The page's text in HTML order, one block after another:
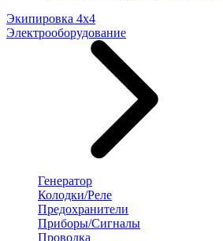
Экипировка 4х4
Электрооборудование
Генератор
Колодки/Реле
Предохранители
Приборы/Сигналы
Проводка